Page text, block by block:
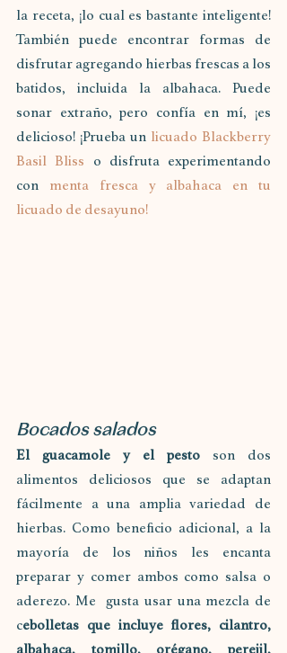
la receta, ¡lo cual es bastante inteligente!
También puede encontrar formas de
disfrutar agregando hierbas frescas a los
batidos, incluida la albahaca. Puede
sonar extraño, pero confía en mí, ¡es
delicioso! ¡Prueba un licuado Blackberry
Basil Bliss o disfruta experimentando
con menta fresca y albahaca en tu
licuado de desayuno!
Bocados salados
El guacamole y el pesto son dos
alimentos deliciosos que se adaptan
fácilmente a una amplia variedad de
hierbas. Como beneficio adicional, a la
mayoría de los niños les encanta
preparar y comer ambos como salsa o
aderezo. Me  gusta usar una mezcla de
cebolletas que incluye flores, cilantro,
albahaca, tomillo, orégano, perejil,